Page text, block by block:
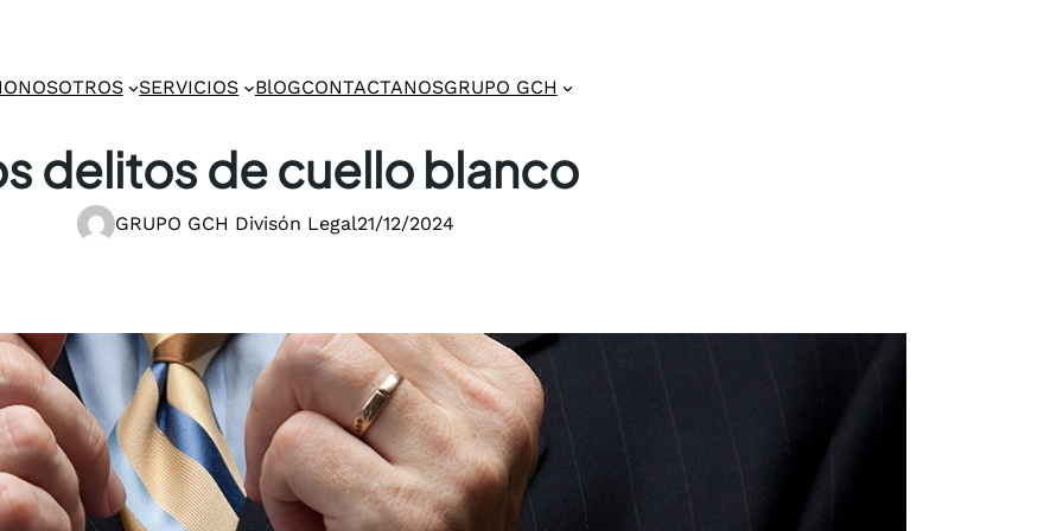
NOSOTROS SERVICIOS BlOGCONTACTANOSGRUPO GCH
delitos de cuello blanco
GRUPO GCH Divisón Legal21/12/2024